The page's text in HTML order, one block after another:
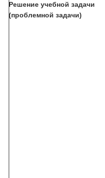
Решение учебной задачи
(проблемной задачи)